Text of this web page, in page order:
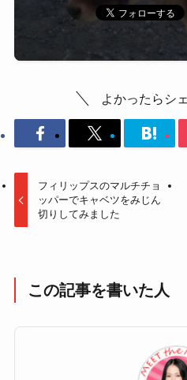
よかったらシ
フィリップスのマルチチョ
ッパーでキャベツをみじん
切りしてみました
この記事を書いた人